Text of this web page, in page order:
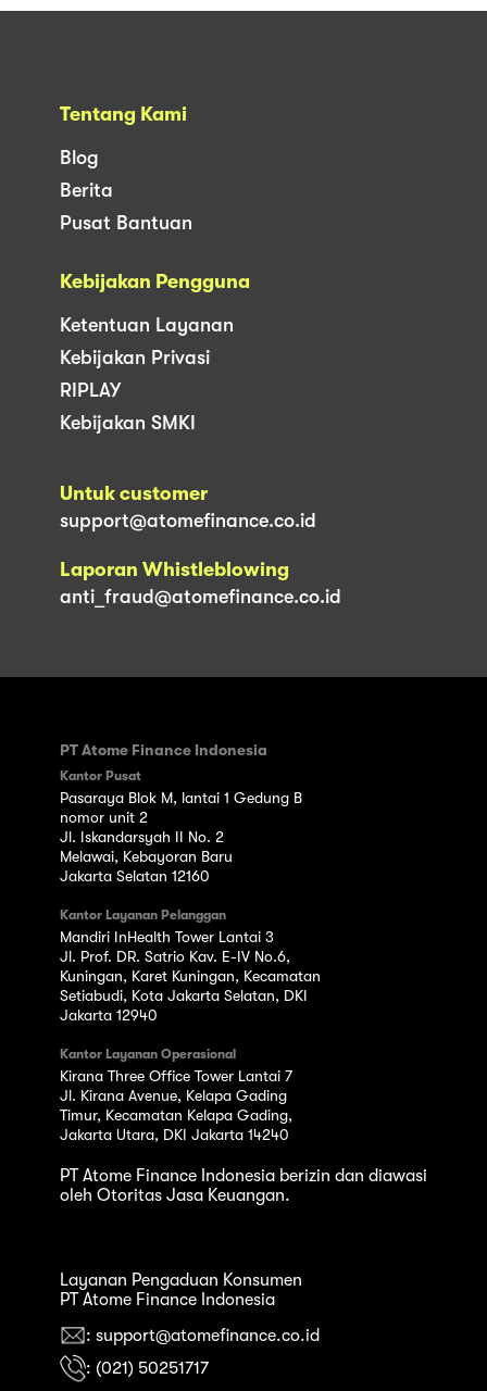
Tentang Kami
Blog
Berita
Pusat Bantuan
Kebijakan Pengguna
Ketentuan Layanan
Kebijakan Privasi
RIPLAY
Kebijakan SMKI
Untuk customer
support@atomefinance.co.id
Laporan Whistleblowing
anti_fraud@atomefinance.co.id
PT Atome Finance Indonesia
Kantor Pusat
Pasaraya Blok M, lantai 1 Gedung B
nomor unit 2
Jl. Iskandarsyah II No. 2
Melawai, Kebayoran Baru
Jakarta Selatan 12160
Kantor Layanan Pelanggan
Mandiri InHealth Tower Lantai 3
Jl. Prof. DR. Satrio Kav. E-IV No.6,
Kuningan, Karet Kuningan, Kecamatan
Setiabudi, Kota Jakarta Selatan, DKI
Jakarta 12940
Kantor Layanan Operasional
Kirana Three Office Tower Lantai 7
Jl. Kirana Avenue, Kelapa Gading
Timur, Kecamatan Kelapa Gading,
Jakarta Utara, DKI Jakarta 14240
PT Atome Finance Indonesia berizin dan diawasi
oleh Otoritas Jasa Keuangan.
Layanan Pengaduan Konsumen
PT Atome Finance Indonesia
: support@atomefinance.co.id
: (021) 50251717